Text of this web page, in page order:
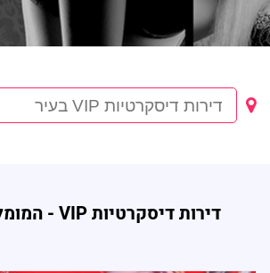
דירות דיסקרטיות VIP בעיר
דירות דיסקרטיות VIP - המומלצות ביותר